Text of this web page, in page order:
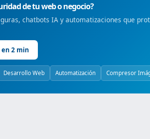
de tu web o negocio?
chatbots IA y automatizaciones que
2 min
Desarrollo Web Automatización Compresor